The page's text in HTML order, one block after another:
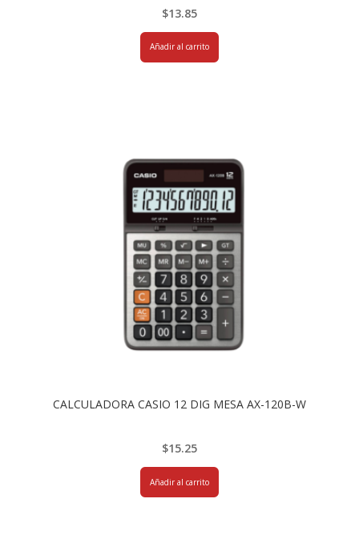
$13.85
Añadir al carrito
CALCULADORA CASIO 12 DIG MESA AX-120B-W
$15.25
Añadir al carrito